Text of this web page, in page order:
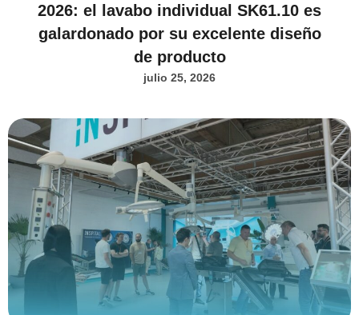
2026: el lavabo individual SK61.10 es
galardonado por su excelente diseño
de producto
julio 25, 2026